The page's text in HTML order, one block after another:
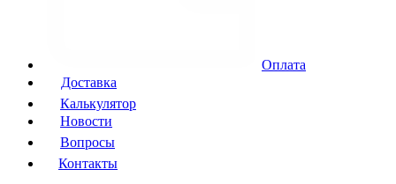
Оплата
Доставка
Калькулятор
Новости
Вопросы
Контакты